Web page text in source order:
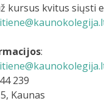
kursus kvitus siųsti
:
239
Kaunas